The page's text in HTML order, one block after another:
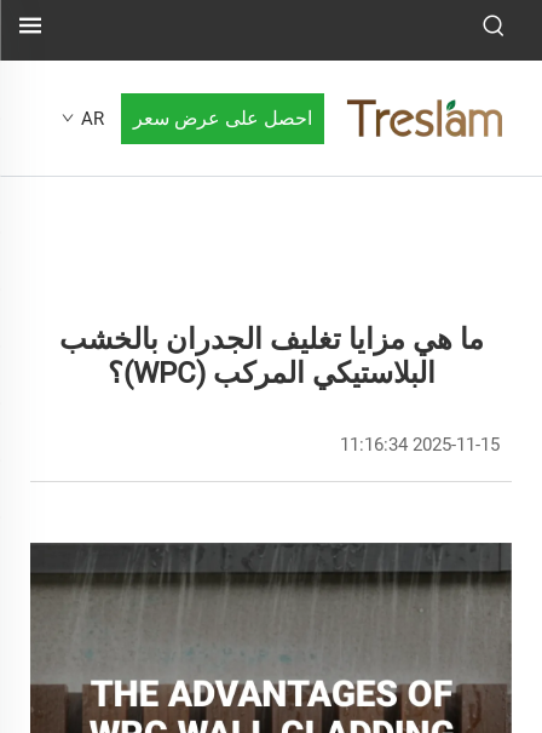
احصل على عرض سعر AR
ما هي مزايا تغليف الجدران بالخشب
البلاستيكي المركب (WPC)؟
2025-11-15 11:16:34